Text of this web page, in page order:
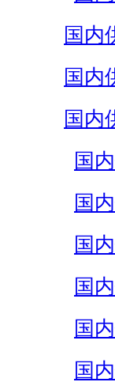
国内
国内
国内
国
国
国
国
国
国